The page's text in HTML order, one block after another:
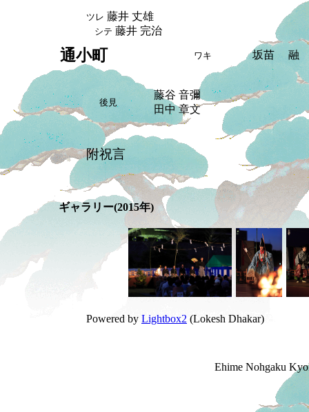
ツレ 藤井 丈雄
シテ 藤井 完治
通小町 ワキ 坂苗 融
後見
藤谷 音彌
田中 章文
附祝言
ギャラリー(2015年)
Powered by Lightbox2 (Lokesh Dhakar)
Ehime Nohgaku